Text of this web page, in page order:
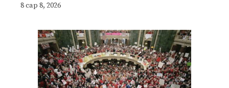
8 сар 8, 2026